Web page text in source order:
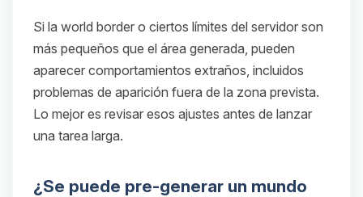
Si la world border o ciertos límites del servidor son
más pequeños que el área generada, pueden
aparecer comportamientos extraños, incluidos
problemas de aparición fuera de la zona prevista.
Lo mejor es revisar esos ajustes antes de lanzar
una tarea larga.
¿Se puede pre-generar un mundo